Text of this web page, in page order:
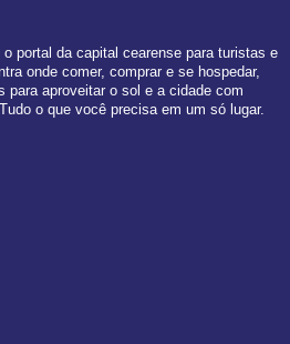
portal da capital cearense para turistas e
onde comer, comprar e se hospedar,
para aproveitar o sol e a cidade com
o que você precisa em um só lugar.